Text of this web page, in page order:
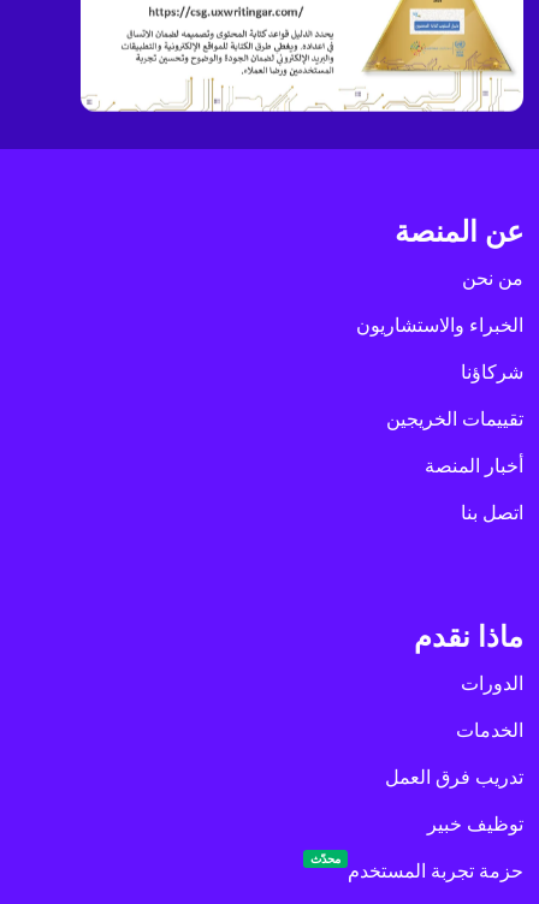
عن المنصة
من نحن
الخبراء والاستشاريون
شركاؤنا
تقييمات الخريجين
أخبار المنصة
اتصل بنا
ماذا نقدم
الدورات
الخدمات
تدريب فرق العمل
توظيف خبير
حزمة تجربة المستخدم
محدّث